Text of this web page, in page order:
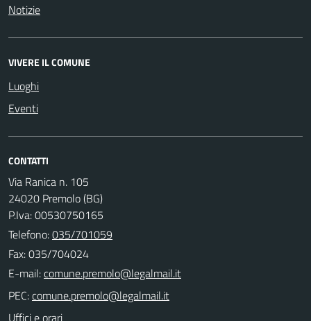
Notizie
VIVERE IL COMUNE
Luoghi
Eventi
CONTATTI
Via Ranica n. 105
24020 Premolo (BG)
P.Iva: 00530750165
Telefono:035/701059
Fax: 035/704024
E-mail:
PEC:
Uffici e orari